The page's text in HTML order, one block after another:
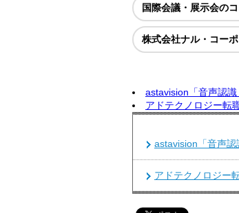
国際会議・展示会の
株式会社ナル・コー
astavision「音声認
アドテクノロジー転
astavision「音声
アドテクノロジー